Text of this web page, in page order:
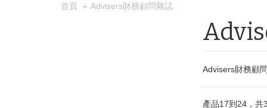
首頁 Advisers財務顧問雜誌
Advisers財務顧
產品17到24，共